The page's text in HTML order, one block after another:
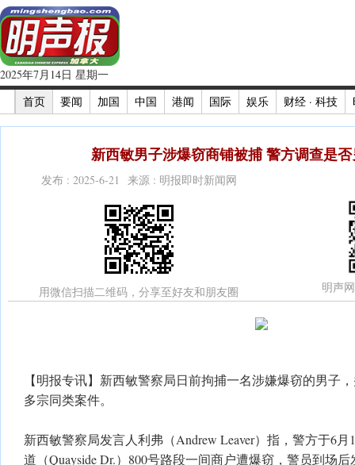
2025年7月14日 星期一
首页
要闻 加国 中国 港闻 国际 娱乐 财经 · 科技
新西敏男子涉爆窃商铺被捕 警方调查是
发布 : 2025-6-21 来源 : 明报即时新闻网
用微信扫描二维码，分享至好友和朋友圈 明声
【明报专讯】新西敏警察局日前拘捕一名涉嫌爆窃的男子
多宗同类案件。
新西敏警察局发言人利弗（Andrew Leaver）指，警方于6
道（Quayside Dr.）800号路段一间商户遭爆窃，警员到场